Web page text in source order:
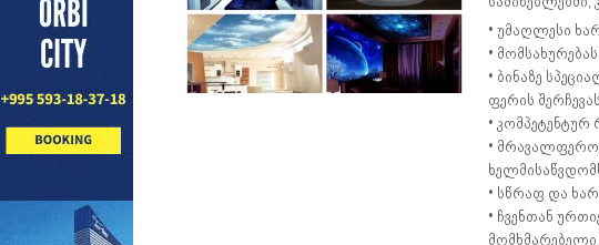
• უმაღლესი
•
• ბინაზე
ფერის
• კომპეტენტურ
•
• სწრაფ და
• ჩვენთან
მომხმარებელი